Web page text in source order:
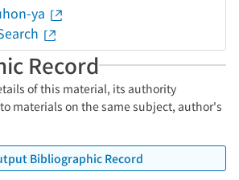
ya
Record
of this material, its authority
materials on the same subject, author's
Bibliographic Record